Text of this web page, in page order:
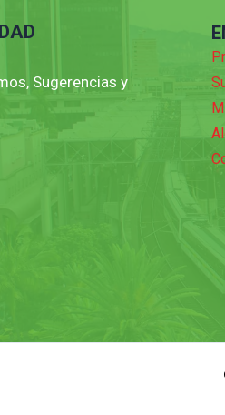
Sugerencias y